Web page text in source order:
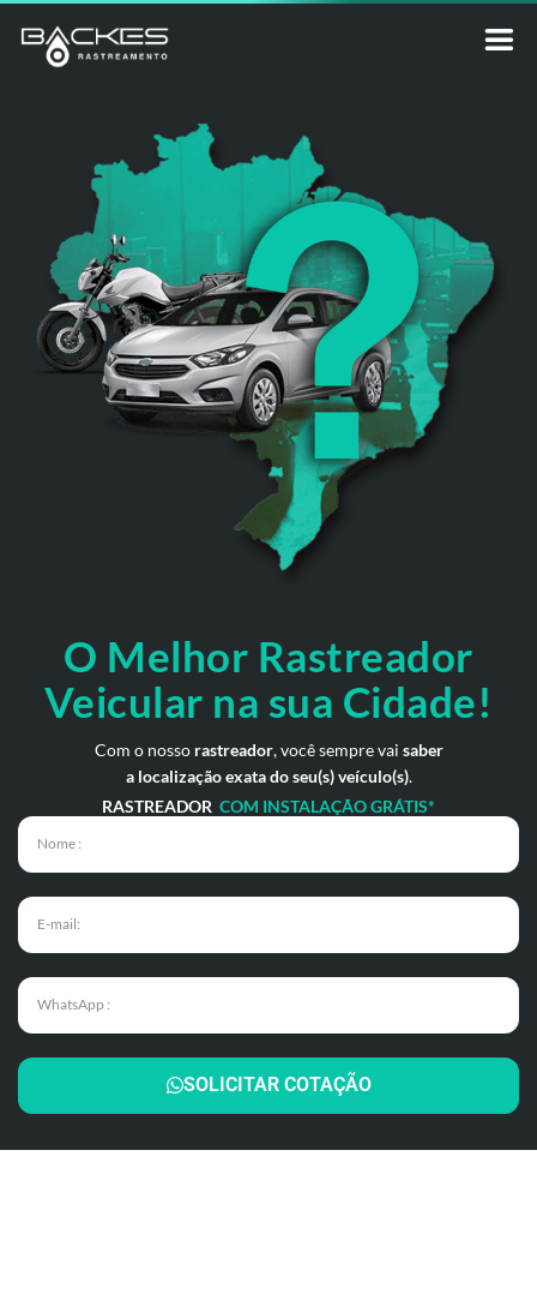
O Melhor Rastreador
Veicular na sua Cidade!
Com o nosso rastreador, você sempre vai saber
a localização exata do seu(s) veículo(s).
RASTREADOR COM INSTALAÇÃO GRÁTIS*
SOLICITAR COTAÇÃO